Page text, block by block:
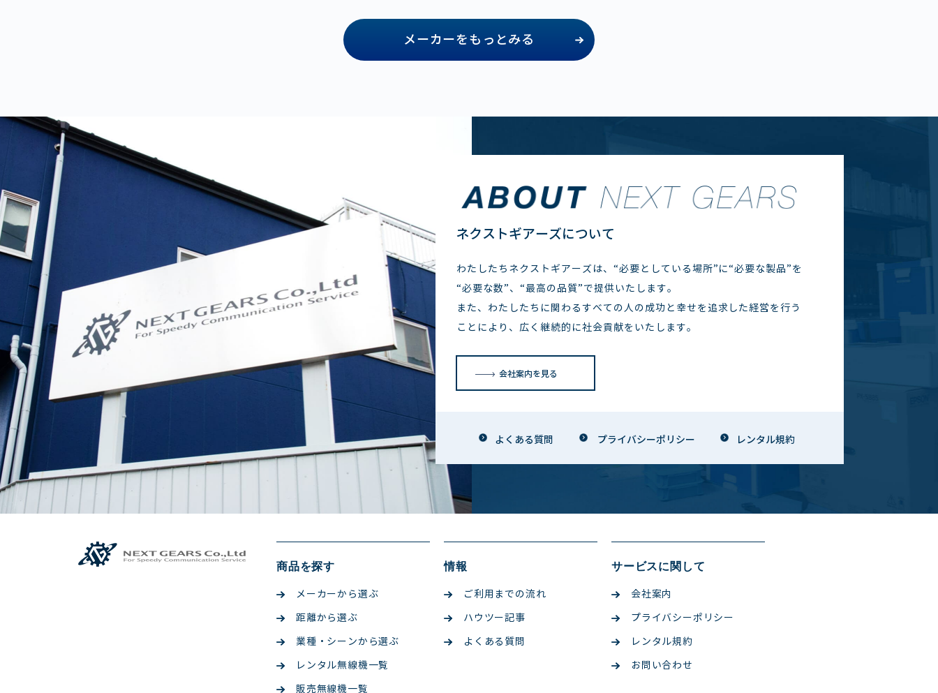
メーカーをもっとみる
ネクストギアーズについて
わたしたちネクストギアーズは、“必要としている場所”に“必要な製品”を
“必要な数”、“最高の品質”で提供いたします。
また、わたしたちに関わるすべての人の成功と幸せを追求した経営を行う
ことにより、広く継続的に社会貢献をいたします。
会社案内を見る
よくある質問 プライバシーポリシー レンタル規約
商品を探す
メーカーから選ぶ
距離から選ぶ
業種・シーンから選ぶ
レンタル無線機一覧
販売無線機一覧
情報
ご利用までの流れ
ハウツー記事
よくある質問
サービスに関して
会社案内
プライバシーポリシー
レンタル規約
お問い合わせ